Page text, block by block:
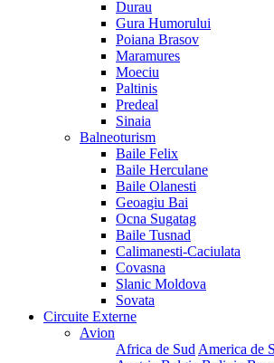
Durau
Gura Humorului
Poiana Brasov
Maramures
Moeciu
Paltinis
Predeal
Sinaia
Balneoturism
Baile Felix
Baile Herculane
Baile Olanesti
Geoagiu Bai
Ocna Sugatag
Baile Tusnad
Calimanesti-Caciulata
Covasna
Slanic Moldova
Sovata
Circuite Externe
Avion
Africa de Sud America de